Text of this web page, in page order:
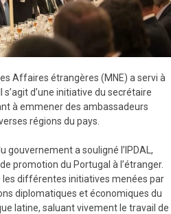
Affaires étrangères (MNE) a servi à
d’une initiative du secrétaire
à emmener des ambassadeurs
régions du pays.
gouvernement a souligné l’IPDAL,
de promotion du Portugal à l’étranger.
les différentes initiatives menées par
diplomatiques et économiques du
latine, saluant vivement le travail de